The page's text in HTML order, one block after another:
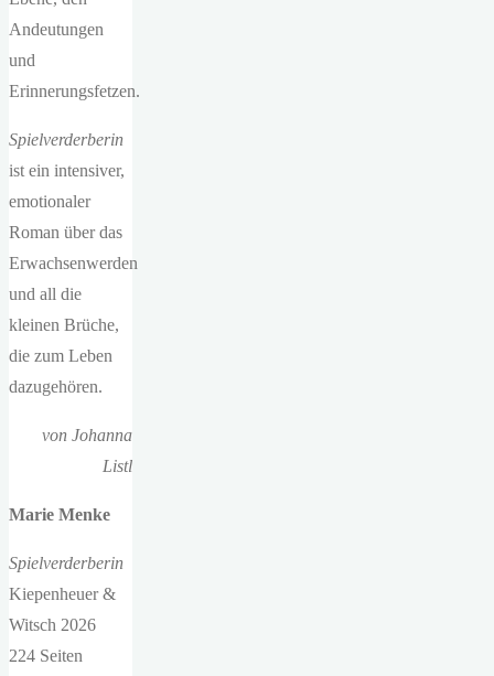
Andeutungen
und
Erinnerungsfetzen.
Spielverderberin
ist ein intensiver,
emotionaler
Roman über das
Erwachsenwerden
und all die
kleinen Brüche,
die zum Leben
dazugehören.
von Johanna
Listl
Marie Menke
Spielverderberin
Kiepenheuer &
Witsch 2026
224 Seiten